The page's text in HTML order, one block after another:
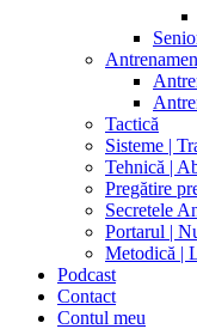
Tactică
Sisteme |
Tehnică |
Pregătire
Secretele
Portarul |
Metodică |
Podcast
Contact
Contul meu